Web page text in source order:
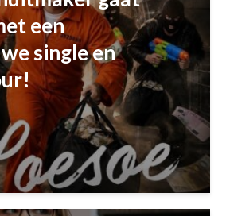
een
single en